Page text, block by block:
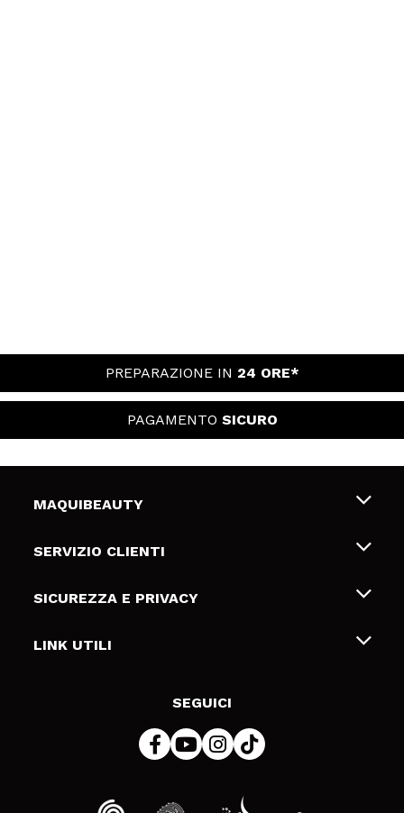
PREPARAZIONE IN 24 ORE*
PAGAMENTO SICURO
MAQUIBEAUTY
Chi siamo
Gift Cards
SERVIZIO CLIENTI
Spedizioni & Resi
Metodi di pagamamento
SICUREZZA E PRIVACY
Termini e condizioni
LINK UTILI
SEGUICI